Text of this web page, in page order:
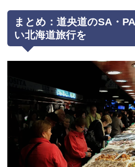
まとめ：道央道のSA・
い北海道旅行を